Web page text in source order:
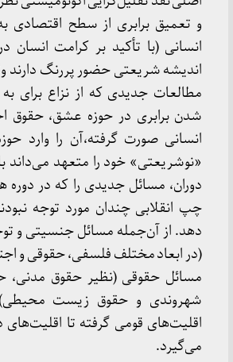
و تعمیق برابری از سطح
انسانی (با تأکید بر کرامت انسان
اندیشه شریعتی حضور پررنگ دارند
مطالعات جدیدی که از نزاع برای
شدن برابری در حوزه عشق، حقوق
انسانی صورت گرفته،آن را وارد
«نوشریعتی» خود را متعهد می‌داند
دوران، مسائل جدیدی را که در دوره
چپ انقلابی چندان مورد توجه
دهد. از آن‌جمله مسائل جنسیتی و
(در ابعاد مختلف فلسفی، حقوقی و
مسائل حقوقی (نظیر حقوق مدنی،
شهروندی و حقوق زیست
اقلیت‌های قومی گرفته تا اقلیت‌های
می‌گیرد.